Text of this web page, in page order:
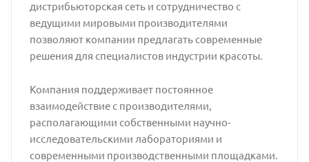
дистрибьюторская сеть и сотрудничество с
ведущими мировыми производителями
позволяют компании предлагать современные
решения для специалистов индустрии красоты.
Компания поддерживает постоянное
взаимодействие с производителями,
располагающими собственными научно-
исследовательскими лабораториями и
современными производственными площадками.